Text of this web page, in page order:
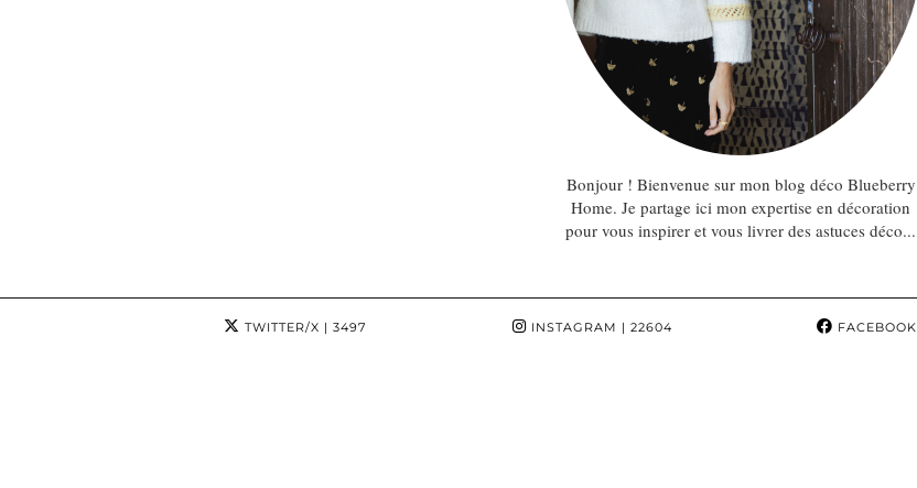
Bonjour ! Bienvenue sur mon blog déco Blueberry
Home. Je partage ici mon expertise en décoration
pour vous inspirer et vous livrer des astuces déco...
TWITTER/X | 3497 INSTAGRAM | 22604 FACEBOOK